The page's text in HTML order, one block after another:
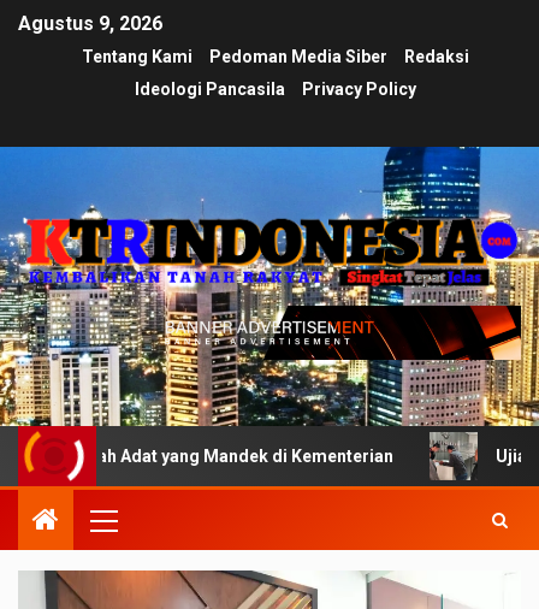
Agustus 9, 2026
Tentang Kami Pedoman Media Siber
Redaksi
Ideologi Pancasila
Privacy Policy
Adat yang Mandek di Kementerian Ujian